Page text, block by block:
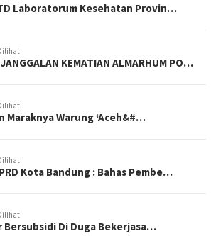
Laboratorum Kesehatan Provin…
KEMATIAN ALMARHUM PO…
Maraknya Warung ‘Aceh&#…
Kota Bandung : Bahas Pembe…
Bersubsidi Di Duga Bekerjasa…